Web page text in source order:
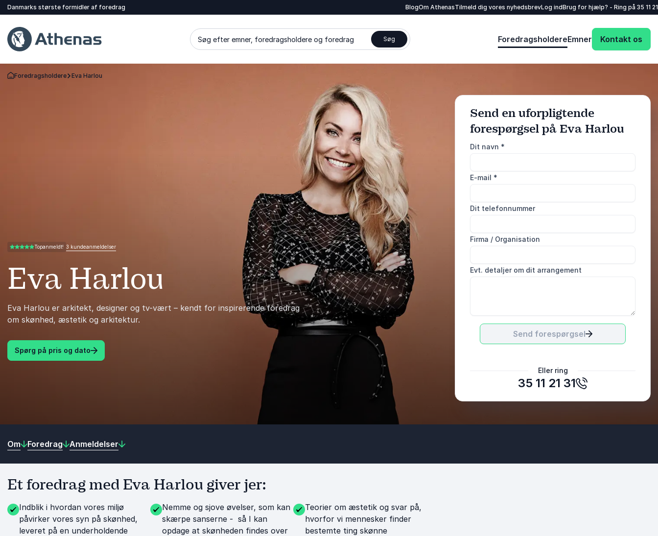
Danmarks største formidler af foredrag BlogOm AthenasTilmeld dig vores nyhedsbrevLog indBrug for hjælp? - Ring på 35 11
Søg efter emner, foredragsholdere og foredrag Søg ForedragsholdereEmner Kontakt os
Tilbage til forsiden
Foredragsholdere Eva Harlou
Eva Harlou
Eva Harlou er arkitekt, designer og tv-vært – kendt for inspirerende foredrag
om skønhed, æstetik og arkitektur.
Spørg på pris og dato
5.00 ud af 5Topanmeldt! 3 kundeanmeldelser
Send en uforpligtende
forespørgsel på Eva Harlou
Dit navn *
E-mail *
Dit telefonnummer
Firma / Organisation
Evt. detaljer om dit arrangement
Send forespørgsel
Eller ring
35 11 21 31
Event Organisation (Pty) Ltd
Om Foredrag Anmeldelser
Et foredrag med Eva Harlou giver jer:
Indblik i hvordan vores miljø
påvirker vores syn på skønhed,
leveret på en underholdende
Nemme og sjove øvelser, som kan
skærpe sanserne - så I kan
opdage at skønheden findes over
Teorier om æstetik og svar på,
hvorfor vi mennesker finder
bestemte ting skønne